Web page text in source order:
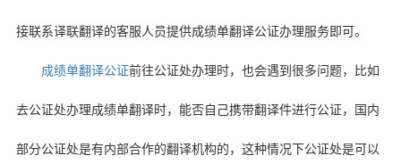
接联系译联翻译的客服人员提供成绩单翻译公证办理服务即可。
成绩单翻译公证前往公证处办理时，也会遇到很多问题，比如
去公证处办理成绩单翻译时，能否自己携带翻译件进行公证，国内
部分公证处是有内部合作的翻译机构的，这种情况下公证处是可以